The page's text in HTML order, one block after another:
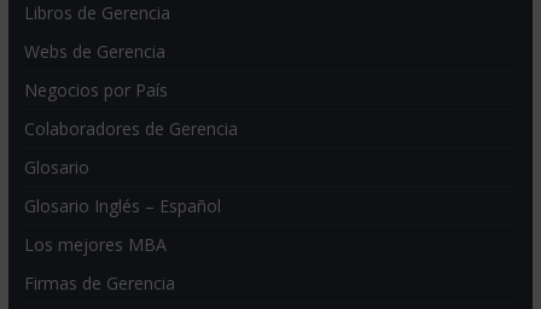
Libros de Gerencia
Webs de Gerencia
Negocios por País
Colaboradores de Gerencia
Glosario
Glosario Inglés – Español
Los mejores MBA
Firmas de Gerencia